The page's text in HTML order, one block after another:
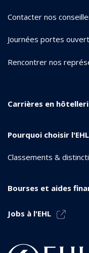
Contacter nos
Journées portes
Rencontrer nos
Carrières en
Pourquoi choisir l'EHL
Classements &
Bourses et aides
Jobs à l'EHL